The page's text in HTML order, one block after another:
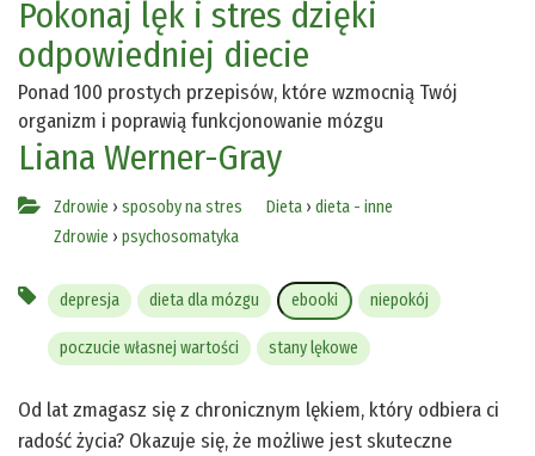
Pokonaj lęk i stres dzięki
odpowiedniej diecie
Ponad 100 prostych przepisów, które wzmocnią Twój
organizm i poprawią funkcjonowanie mózgu
Liana Werner-Gray
Zdrowie › sposoby na stres
Zdrowie › psychosomatyka
Dieta › dieta - inne
depresja dieta dla mózgu ebooki niepokój
poczucie własnej wartości stany lękowe
Od lat zmagasz się z chronicznym lękiem, który odbiera ci
radość życia? Okazuje się, że możliwe jest skuteczne